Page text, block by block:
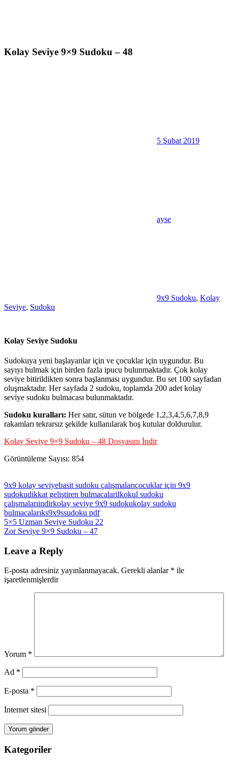
Kolay Seviye 9×9 Sudoku – 48
5 Şubat 2019
ayse
9x9 Sudoku, Kolay
Seviye, Sudoku
Kolay Seviye Sudoku
Sudokuya yeni başlayanlar için ve çocuklar için uygundur. Bu
sayıyı bulmak için birden fazla ipucu bulunmaktadır. Çok kolay
seviye bitirildikten sonra başlanması uygundur. Bu set 100 sayfadan
oluşmaktadır. Her sayfada 2 sudoku, toplamda 200 adet kolay
seviye sudoku bulmacası bulunmaktadır.
Sudoku kuralları: Her satır, sütun ve bölgede 1,2,3,4,5,6,7,8,9
rakamları tekrarsız şekilde kullanılarak boş kutular doldurulur.
Kolay Seviye 9×9 Sudoku – 48 Dosyasını İndir
Görüntüleme Sayısı: 854
9x9 kolay seviyebasit sudoku çalışmalarıçocuklar için 9x9
sudokudikkat geliştiren bulmacalarilkokul sudoku
çalışmalarıindirkolay seviye 9x9 sudokukolay sudoku
bulmacalarıks9x9ssudoku pdf
Yazı
gezinmesi
Previous
Post:
5×5 Uzman Seviye Sudoku 22
Next
Zor Seviye 9×9 Sudoku – 47
Leave a Reply
E-posta adresiniz yayınlanmayacak. Gerekli alanlar * ile
işaretlenmişlerdir
Yorum *
Ad *
E-posta *
İnternet sitesi
Kategoriler